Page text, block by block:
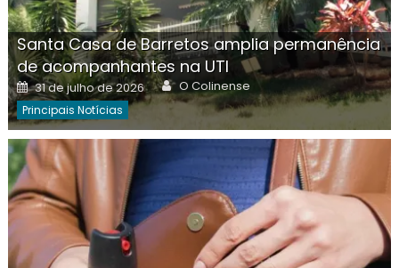
Santa Casa de Barretos amplia permanência
de acompanhantes na UTI
Posted
on
31 de julho de 2026 Author
O Colinense
Principais Notícias